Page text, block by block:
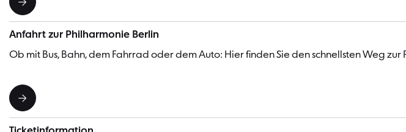
Anfahrt zur Philharmonie Berlin
Ob mit Bus, Bahn, dem Fahrrad oder dem Auto: Hier finden Sie den schnellsten Weg